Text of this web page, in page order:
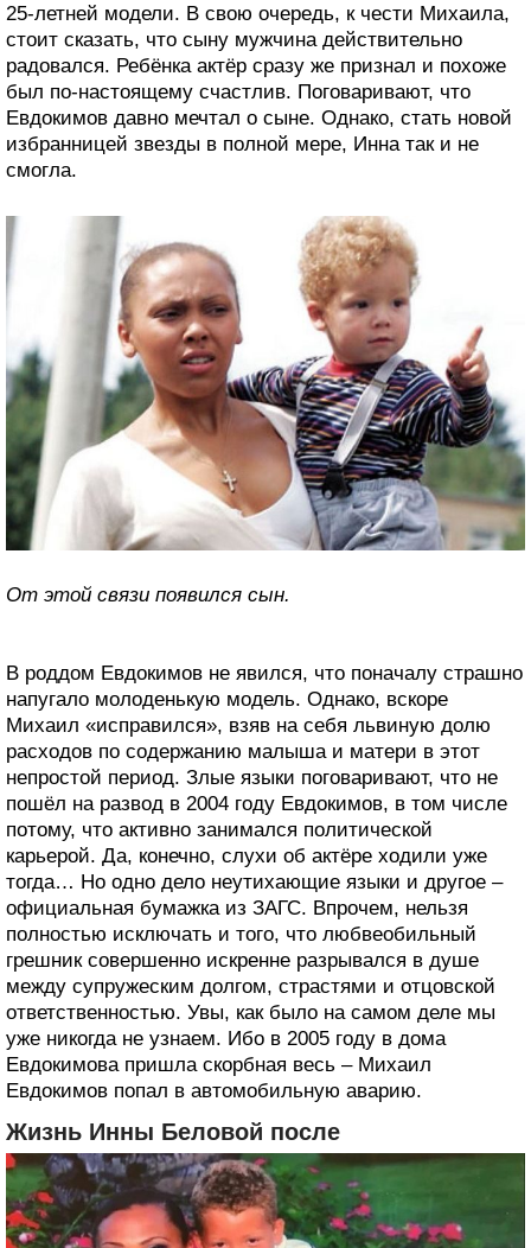
25-летней модели. В свою очередь, к чести Михаила,
стоит сказать, что сыну мужчина действительно
радовался. Ребёнка актёр сразу же признал и похоже
был по-настоящему счастлив. Поговаривают, что
Евдокимов давно мечтал о сыне. Однако, стать новой
избранницей звезды в полной мере, Инна так и не
смогла.
От этой связи появился сын.
В роддом Евдокимов не явился, что поначалу страшно
напугало молоденькую модель. Однако, вскоре
Михаил «исправился», взяв на себя львиную долю
расходов по содержанию малыша и матери в этот
непростой период. Злые языки поговаривают, что не
пошёл на развод в 2004 году Евдокимов, в том числе
потому, что активно занимался политической
карьерой. Да, конечно, слухи об актёре ходили уже
тогда… Но одно дело неутихающие языки и другое –
официальная бумажка из ЗАГС. Впрочем, нельзя
полностью исключать и того, что любвеобильный
грешник совершенно искренне разрывался в душе
между супружеским долгом, страстями и отцовской
ответственностью. Увы, как было на самом деле мы
уже никогда не узнаем. Ибо в 2005 году в дома
Евдокимова пришла скорбная весь – Михаил
Евдокимов попал в автомобильную аварию.
Жизнь Инны Беловой после